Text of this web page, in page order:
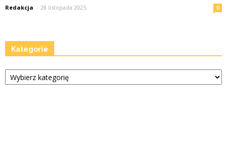
Redakcja - 28 listopada 2025 0
Kategorie
Kategorie